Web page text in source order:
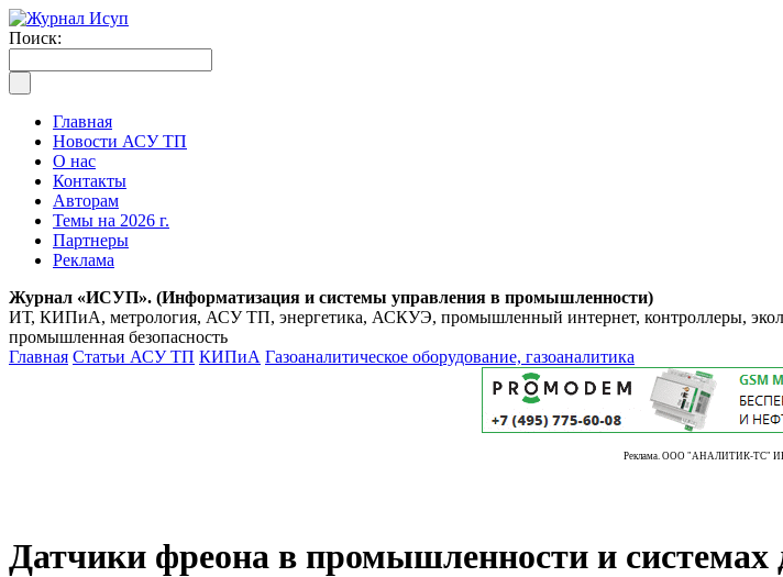
Поиск:
Главная
Новости АСУ ТП
О нас
Контакты
Авторам
Темы на 2026 г.
Партнеры
Реклама
Журнал «ИСУП». (Информатизация и системы управления в промышленности)
ИТ, КИПиА, метрология, АСУ ТП, энергетика, АСКУЭ, промышленный интернет, контроллеры,
промышленная безопасность
Главная Статьи АСУ ТП КИПиА Газоаналитическое оборудование, газоаналитика
Реклама. ООО "АНАЛИТИК-ТС"
Датчики фреона в промышленности и системах